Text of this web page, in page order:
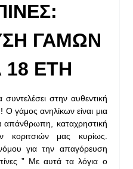
ΓΑΜΩΝ
18 ΕΤΗ
στην αυθεντική
γάμος ανηλίκων είναι μια
απάνθρωπη, καταχρηστική
κοριτσιών μας κυρίως.
για την απαγόρευση
” Με αυτά τα λόγια ο